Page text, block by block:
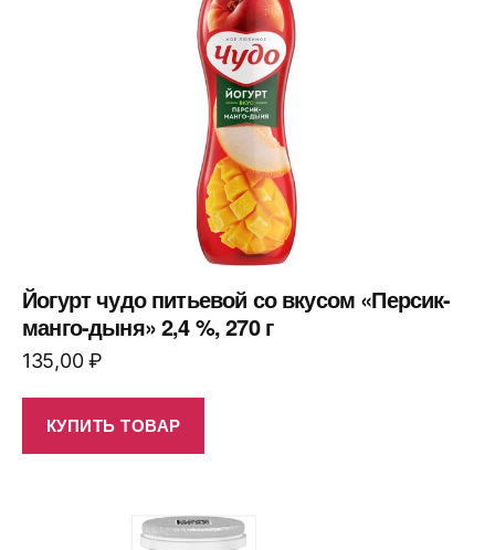
Йогурт чудо питьевой со вкусом «Персик-
манго-дыня» 2,4 %, 270 г
135,00₽
КУПИТЬ ТОВАР